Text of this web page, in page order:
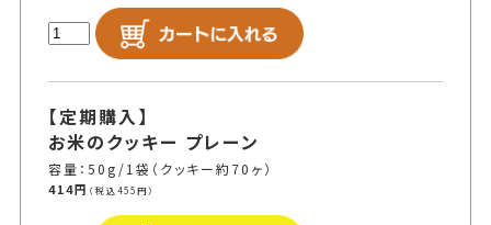
【定期購入】
お米のクッキー プレーン
容量：50g/1袋（クッキー約70ヶ）
414円 （税込455円）